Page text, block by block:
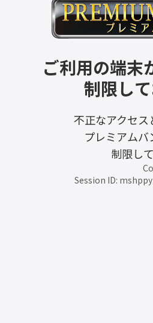
ご利用の端末
制限して
不正なアクセス
プレミアム
制限し
Session ID: